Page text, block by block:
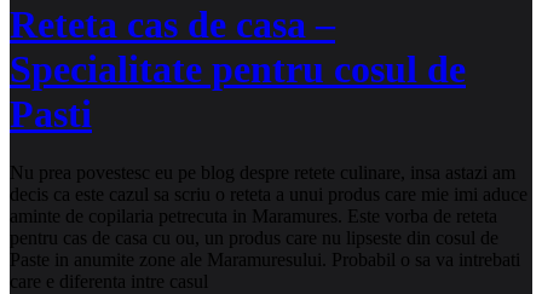
Reteta cas de casa –
Specialitate pentru cosul de
Pasti
Nu prea povestesc eu pe blog despre retete culinare, insa astazi am
decis ca este cazul sa scriu o reteta a unui produs care mie imi aduce
aminte de copilaria petrecuta in Maramures. Este vorba de reteta
pentru cas de casa cu ou, un produs care nu lipseste din cosul de
Paste in anumite zone ale Maramuresului. Probabil o sa va intrebati
care e diferenta intre casul